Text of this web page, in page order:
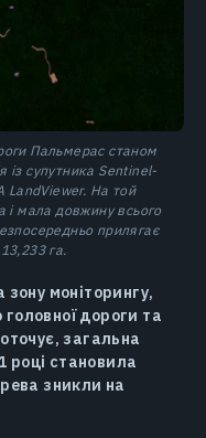
Пальмерас станом
із супутника Sentinel-
LandViewer. На той
мала довжину всього
прилягає
га.
моніторингу,
дороги та
загальна
році становила
зникли на